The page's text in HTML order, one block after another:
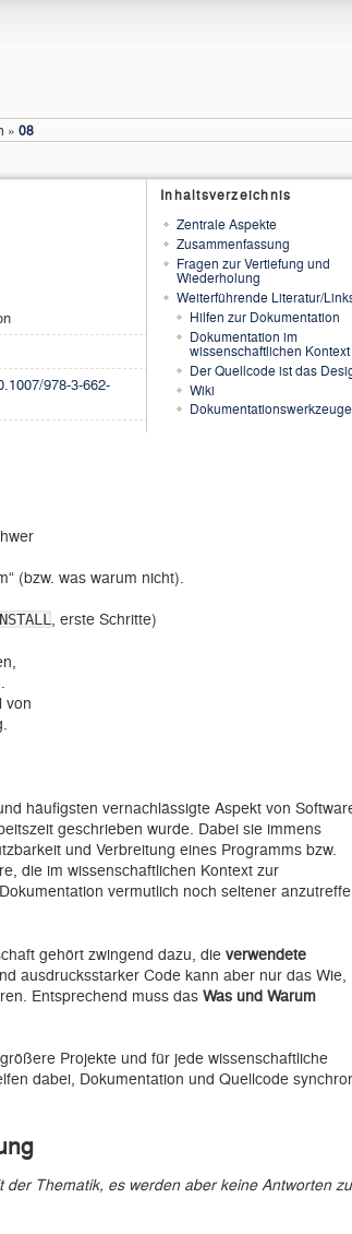
»08
Inhaltsverzeichnis
Zentrale Aspekte
Zusammenfassung
Fragen zur Vertiefung und
Wiederholung
Weiterführende Literatur/
Hilfen zur Dokumentation
Dokumentation im
wissenschaftlichen Kontext
Der Quellcode ist das
Wiki
Dokumentationswerkzeuge
978-3-662-
(bzw. was warum nicht).
, erste Schritte)
von
häufigsten vernachlässigte Aspekt von
geschrieben wurde. Dabei sie immens
und Verbreitung eines Programms bzw.
die im wissenschaftlichen Kontext zur
vermutlich noch seltener
gehört zwingend dazu, die verwendete
ausdrucksstarker Code kann aber nur das Wie,
Entsprechend muss das Was und Warum
Projekte und für jede wissenschaftliche
dabei, Dokumentation und Quellcode
Thematik, es werden aber keine Antworten